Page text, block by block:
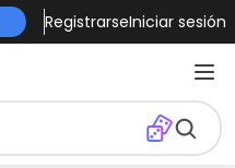
RegistrarseIniciar sesión